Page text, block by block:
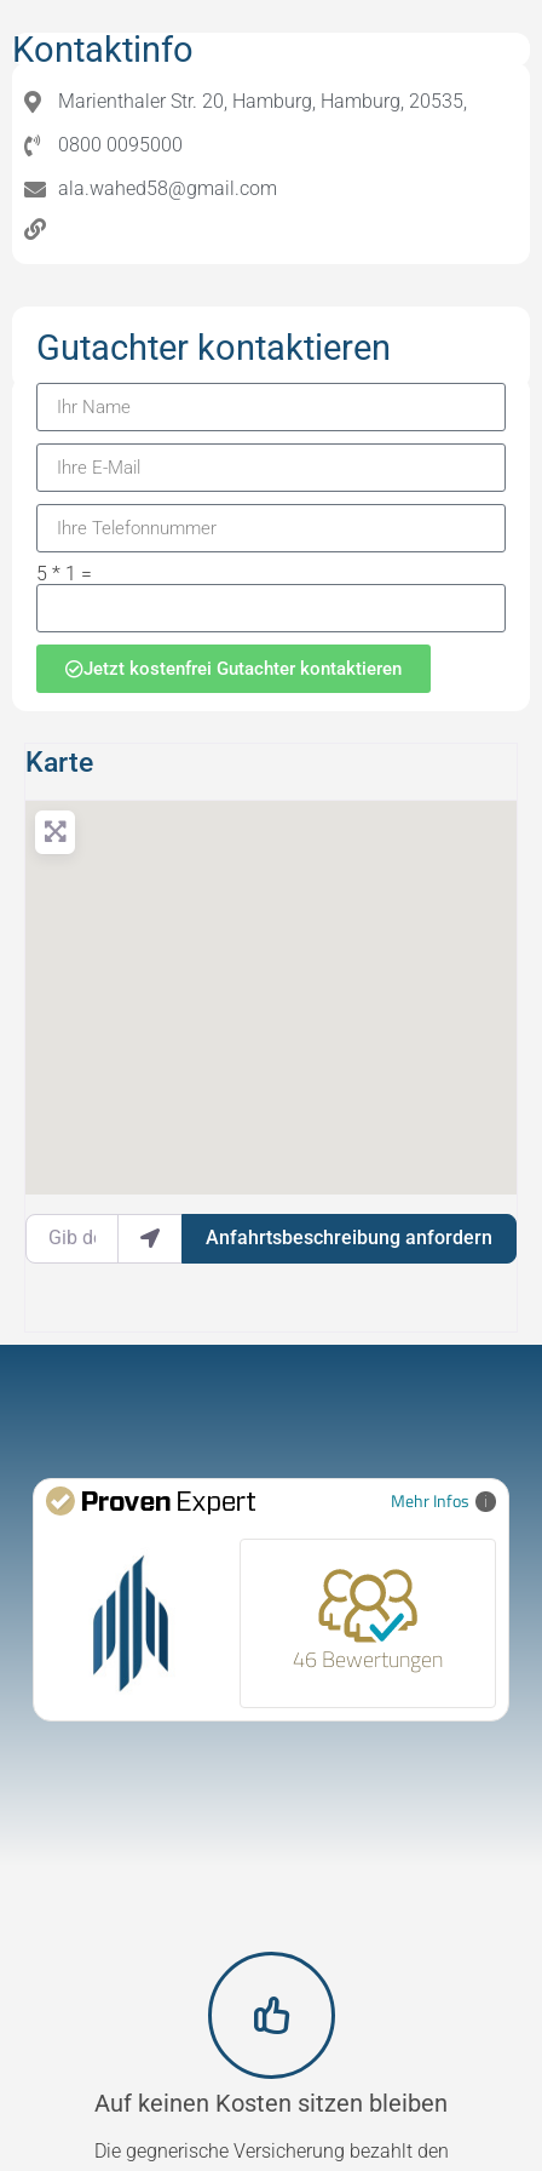
Karte
Gib deinen Standort ein.
Anfahrtsbeschreibung anfordern
Kontaktinfo
Marienthaler Str. 20, Hamburg, Hamburg, 20535,
0800 0095000
ala.wahed58@gmail.com
Gutachter kontaktieren
5 * 1 =
Jetzt kostenfrei Gutachter kontaktieren
Mehr Infos
46 Bewertungen
Auf keinen Kosten sitzen bleiben
Die gegnerische Versicherung bezahlt den